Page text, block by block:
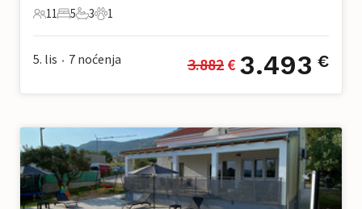
11 Gosti
11
5 Spavaće sobe
5
3 Kupaonice
3
1 Kućni ljubimac
1
5. lis • 7 noćenja 3.882 € 3.493 €